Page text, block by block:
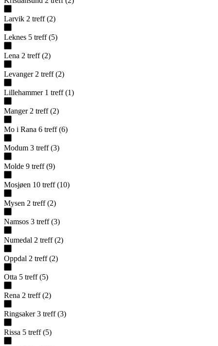
Larvik 2 treff (2)
Leknes 5 treff (5)
Lena 2 treff (2)
Levanger 2 treff (2)
Lillehammer 1 treff (1)
Manger 2 treff (2)
Mo i Rana 6 treff (6)
Modum 3 treff (3)
Molde 9 treff (9)
Mosjøen 10 treff (10)
Mysen 2 treff (2)
Namsos 3 treff (3)
Numedal 2 treff (2)
Oppdal 2 treff (2)
Otta 5 treff (5)
Rena 2 treff (2)
Ringsaker 3 treff (3)
Rissa 5 treff (5)